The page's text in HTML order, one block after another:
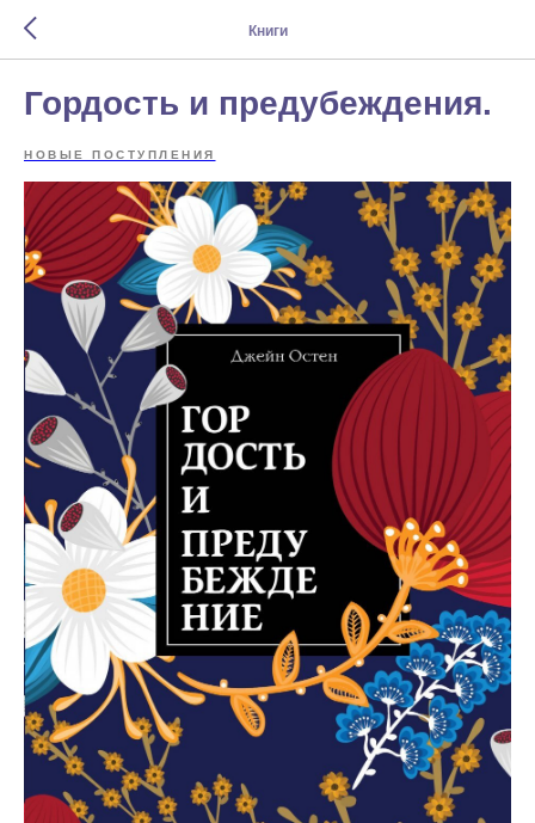
Книги
Гордость и предубеждения.
НОВЫЕ ПОСТУПЛЕНИЯ